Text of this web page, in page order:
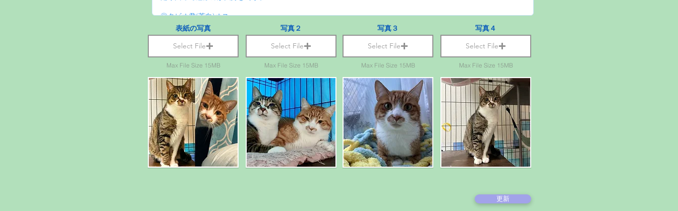
表紙の写真
Select File
Max File Size 15MB
写真２
Select File
Max File Size 15MB
写真３
Select File
Max File Size 15MB
写真４
Select File
Max File Size 15MB
更新